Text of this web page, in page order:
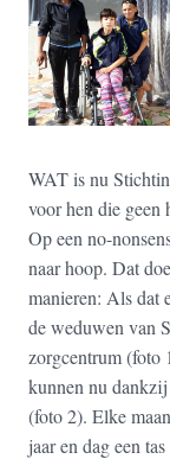
WAT is nu
voor hen die
Op een no-
naar hoop. Dat
manieren: Als dat
de weduwen van
zorgcentrum
kunnen nu
(foto 2). Elke
jaar en dag een